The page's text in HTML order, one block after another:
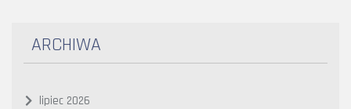
ARCHIWA
lipiec 2026